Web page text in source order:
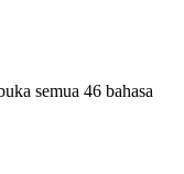
semua 46 bahasa